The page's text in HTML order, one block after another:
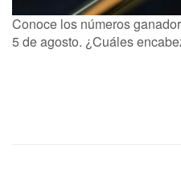
Conoce los números
5 de agosto. ¿Cuáles